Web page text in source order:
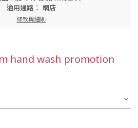
適用通路： 網店
條款與細則
hand wash promotion